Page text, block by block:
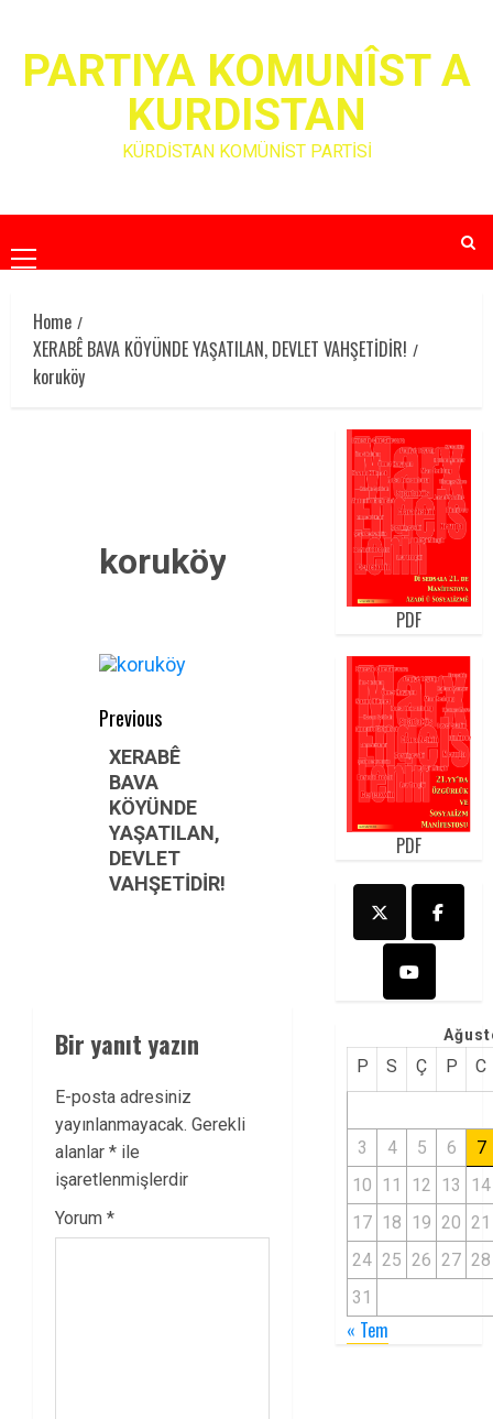
contentPARTIYA KOMUNÎST A
KURDISTAN
KÜRDİSTAN KOMÜNİST PARTİSİ
Primary
Menu
Home
XERABÊ BAVA KÖYÜNDE YAŞATILAN, DEVLET VAHŞETİDİR!
koruköy
koruköy
Post
navigation
Previous
Previous
post:
XERABÊ
BAVA
KÖYÜNDE
YAŞATILAN,
DEVLET
VAHŞETİDİR!
Bir yanıt yazın
E-posta adresiniz
yayınlanmayacak. Gerekli
alanlar * ile
işaretlenmişlerdir
Yorum *
PDF
PDF
P S Ç P C
3 4 5 6
7
10 11 12 13
14
17 18 19 20 21
24 25 26 27 28
31
« Tem